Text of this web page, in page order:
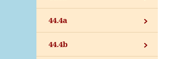
44.4a
44.4b